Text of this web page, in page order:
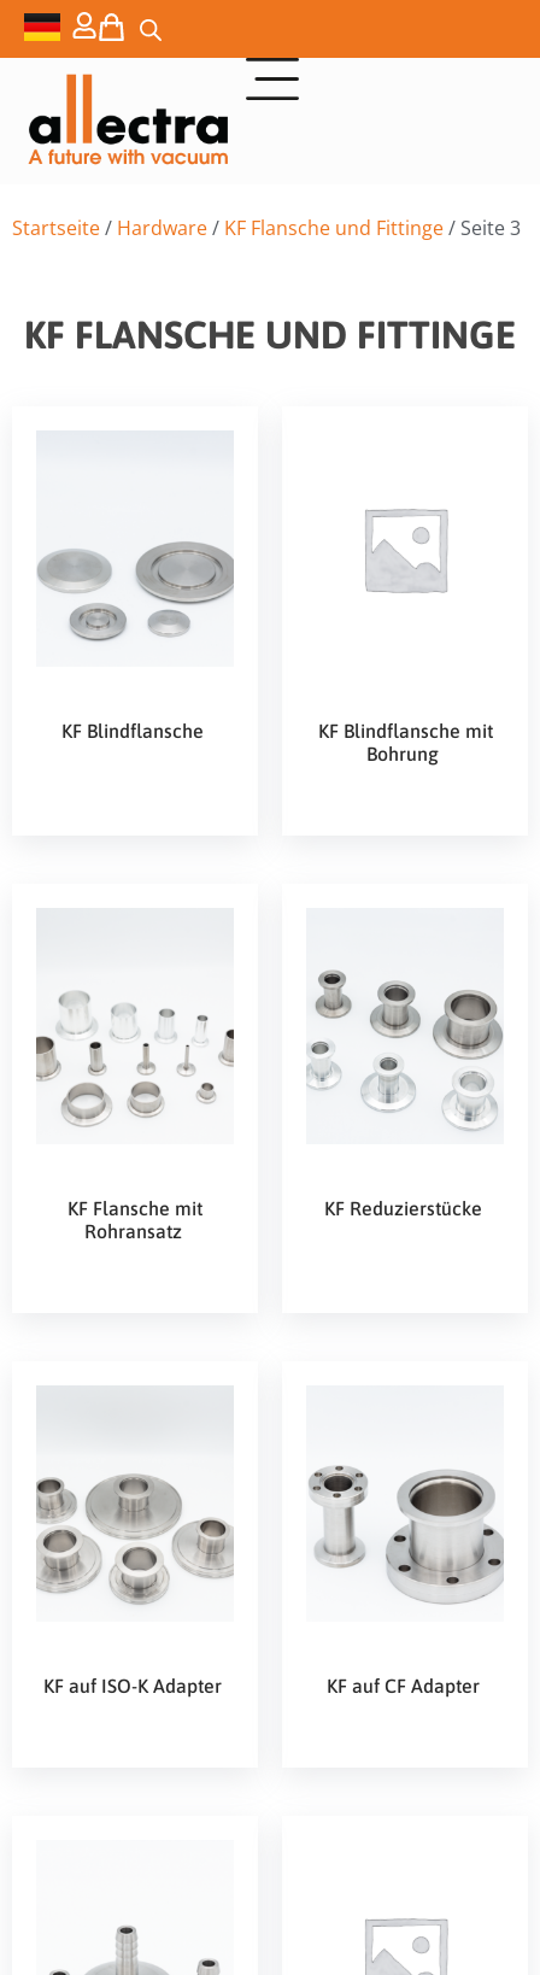
Startseite/ Hardware/ KF Flansche und Fittinge/ Seite 3
KF FLANSCHE UND FITTINGE
KF Blindflansche
KF Blindflansche mit
Bohrung
KF Flansche mit
Rohransatz
KF Reduzierstücke
KF auf ISO-K Adapter KF auf CF Adapter